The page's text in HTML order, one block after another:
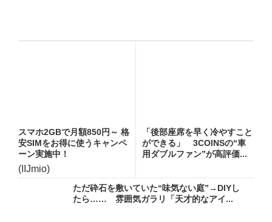
スマホ2GBで月額850円～ 格
安SIMをお得に使うキャンペ
ーン実施中！
(IIJmio)
「後部座席を早く冷やすこと
ができる」 3COINSの“車
用ダブルファン”が高評価...
ただ砕石を敷いていた“味気ない庭”→DIYし
たら…… 雰囲気ガラリ「天才的なアイ...